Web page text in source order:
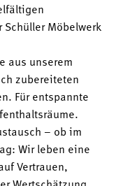
Schüller Möbelwerk
aus unserem
zubereiteten
Für entspannte
– ob im
Wir leben eine
Vertrauen,